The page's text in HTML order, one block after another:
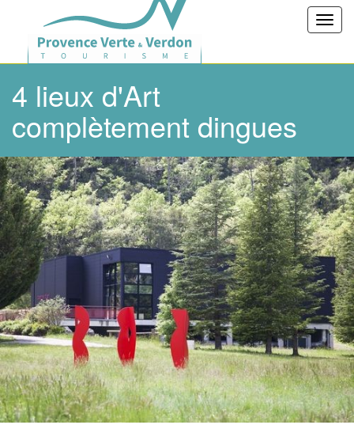
4 lieux d'Art
complètement dingues